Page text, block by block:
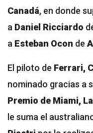
Canadá, en donde
a Daniel Ricciardo
a Esteban Ocon de
El piloto de Ferrari,
nominado gracias a
Premio de Miami,
le suma el